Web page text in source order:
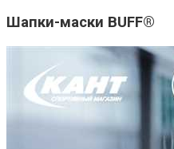
Шапки-маски BUFF®